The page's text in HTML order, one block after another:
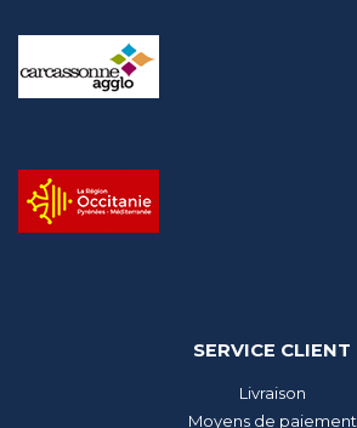
SERVICE CLIENT
Livraison
Moyens de paiement